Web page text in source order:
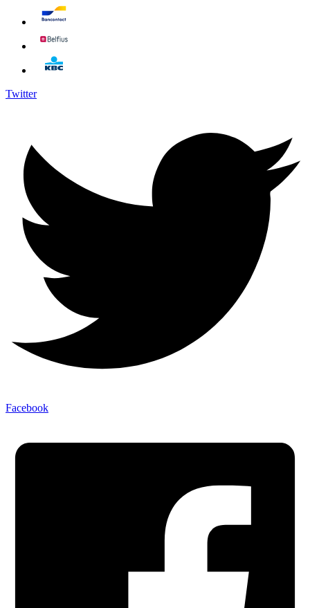
Twitter
Facebook